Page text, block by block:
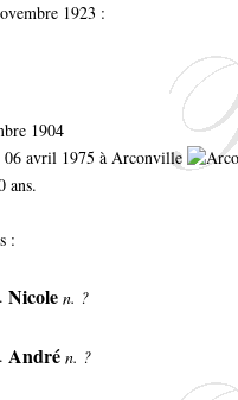
1923 :
1904
06 avril 1975 à Arconville
ans.
:
. Nicole n. ?
. André n. ?